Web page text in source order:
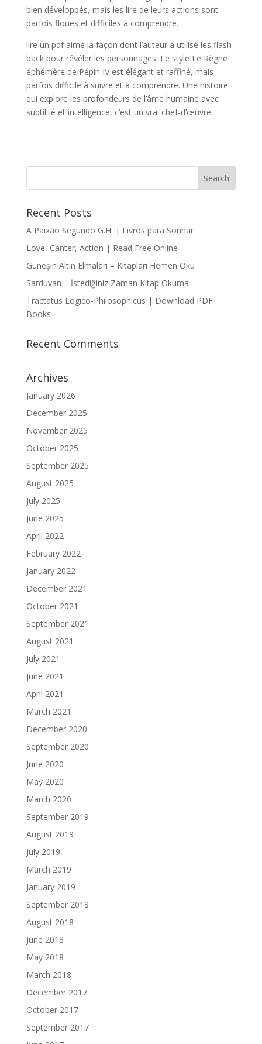
bien développés, mais les lire de leurs actions sont
parfois floues et difficiles à comprendre.
lire un pdf aimé la façon dont l’auteur a utilisé les flash-
back pour révéler les personnages. Le style Le Règne
éphémère de Pépin IV est élégant et raffiné, mais
parfois difficile à suivre et à comprendre. Une histoire
qui explore les profondeurs de l’âme humaine avec
subtilité et intelligence, c’est un vrai chef-d’œuvre.
Recent Posts
A Paixão Segundo G.H. | Livros para Sonhar
Love, Canter, Action | Read Free Online
Güneşin Altın Elmaları – Kitapları Hemen Oku
Sarduvan – İstediğiniz Zaman Kitap Okuma
Tractatus Logico-Philosophicus | Download PDF
Books
Recent Comments
Archives
January 2026
December 2025
November 2025
October 2025
September 2025
August 2025
July 2025
June 2025
April 2022
February 2022
January 2022
December 2021
October 2021
September 2021
August 2021
July 2021
June 2021
April 2021
March 2021
December 2020
September 2020
June 2020
May 2020
March 2020
September 2019
August 2019
July 2019
March 2019
January 2019
September 2018
August 2018
June 2018
May 2018
March 2018
December 2017
October 2017
September 2017